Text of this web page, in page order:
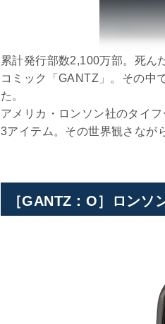
累計発行部数2,100万部。死ん
コミック「GANTZ」。その中
た。
アメリカ・ロンソン社のタイ
3アイテム。その世界観さなが
［GANTZ：O］ロン